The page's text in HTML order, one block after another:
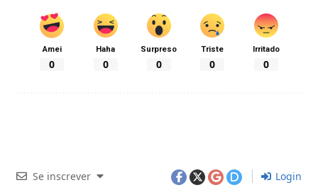
Amei
0
Haha
0
Surpreso
0
Triste
0
Irritado
0
Se inscrever Login